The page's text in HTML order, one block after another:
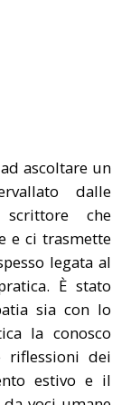
ascoltare un
dalle
che
e ci trasmette
legata al
È stato
sia con lo
la conosco
dei
estivo e il